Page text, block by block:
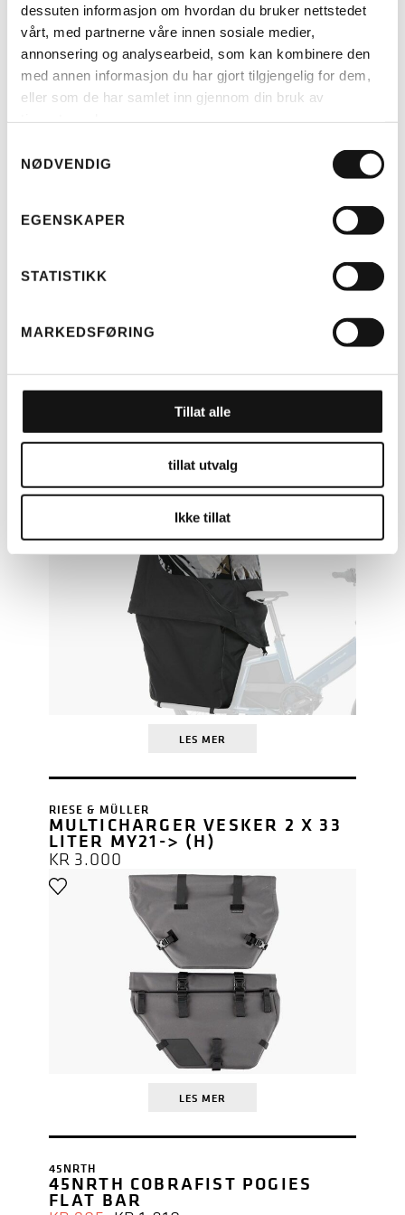
dessuten informasjon om hvordan du bruker nettstedet
vårt, med partnerne våre innen sosiale medier,
annonsering og analysearbeid, som kan kombinere den
med annen informasjon du har gjort tilgjengelig for dem,
eller som de har samlet inn gjennom din bruk av
NØDVENDIG
EGENSKAPER
STATISTIKK
MARKEDSFØRING
Tillat alle
tillat utvalg
Ikke tillat
LES MER
RIESE & MÜLLER
TELT MULTICHARGER KOMPLETT
(H)
LES MER
TELT MULTITINKER KOMPLETT
(H)
KR4.499
LES MER
RIESE & MÜLLER
MULTICHARGER VESKER 2 X 33
LITER MY21-> (H)
KR3.000
LES MER
45NRTH
45NRTH COBRAFIST POGIES
FLAT BAR